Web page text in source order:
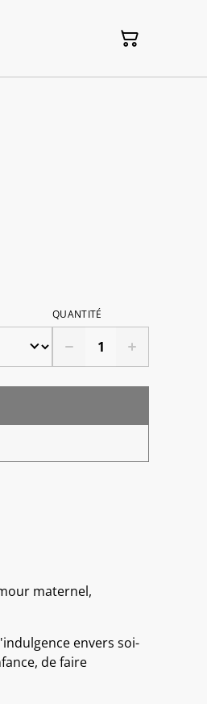
QUANTITÉ
maternel,
envers soi-
de faire